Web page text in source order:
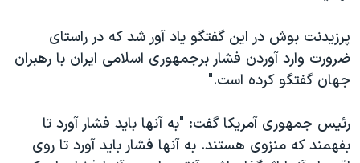
پرزيدنت بوش در اين گفتگو ياد آور شد که در راستای
ضرورت وارد آوردن فشار برجمهوری اسلامی ايران با رهبران
جهان گفتگو کرده است."
رئيس جمهوری آمريکا گفت: "به آنها بايد فشار آورد تا
بفهمند که منزوی هستند. به آنها فشار بايد آورد تا روی